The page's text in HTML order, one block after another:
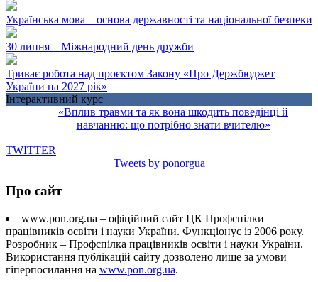
Українська мова – основа державності та національної безпеки
30 липня – Міжнародний день дружби
Триває робота над проєктом Закону «Про Держбюджет
України на 2027 рік»
Інтерактивний курс
«Вплив травми та як вона шкодить поведінці й
навчанню: що потрібно знати вчителю»
TWITTER
Tweets by ponorgua
Про сайт
www.pon.org.ua – офіційний сайт ЦК Профспілки
працівників освіти і науки України. Функціонує із 2006 року.
Розробник – Профспілка працівників освіти і науки України.
Використання публікацій сайту дозволено лише за умови
гіперпосилання на www.pon.org.ua.